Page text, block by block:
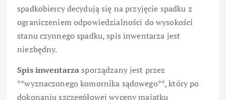
spadkobiercy decydują się na przyjęcie spadku z
ograniczeniem odpowiedzialności do wysokości
stanu czynnego spadku, spis inwentarza jest
niezbędny.
Spis inwentarzasporządzany jest przez
**wyznaczonego komornika sądowego**, który po
dokonaniu szczegółowej wyceny majątku